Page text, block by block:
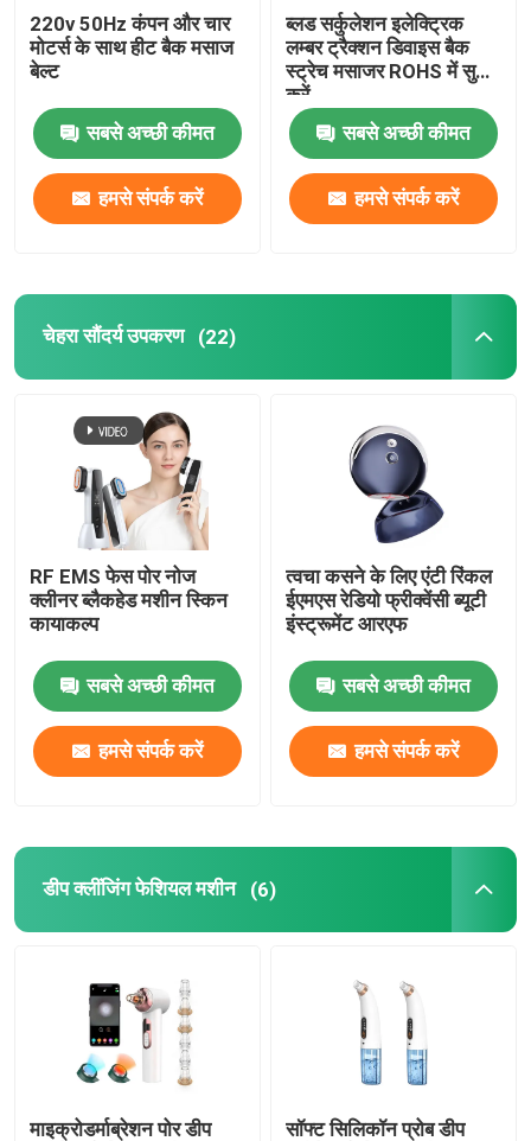
220v 50Hz कंपन और चार
मोटर्स के साथ हीट बैक मसाज
बेल्ट
सबसे अच्छी कीमत
हमसे संपर्क करें
ब्लड सर्कुलेशन इलेक्ट्रिक
लम्बर ट्रैक्शन डिवाइस बैक
स्ट्रेच मसाजर ROHS में सुधार
करें
सबसे अच्छी कीमत
हमसे संपर्क करें
चेहरा सौंदर्य उपकरण (22)
RF EMS फेस पोर नोज
क्लीनर ब्लैकहेड मशीन स्किन
कायाकल्प
सबसे अच्छी कीमत
हमसे संपर्क करें
त्वचा कसने के लिए एंटी रिंकल
ईएमएस रेडियो फ्रीक्वेंसी ब्यूटी
इंस्ट्रूमेंट आरएफ
सबसे अच्छी कीमत
हमसे संपर्क करें
डीप क्लींजिंग फेशियल मशीन (6)
माइक्रोडर्माब्रेशन पोर डीप
सॉफ्ट सिलिकॉन प्रोब डीप